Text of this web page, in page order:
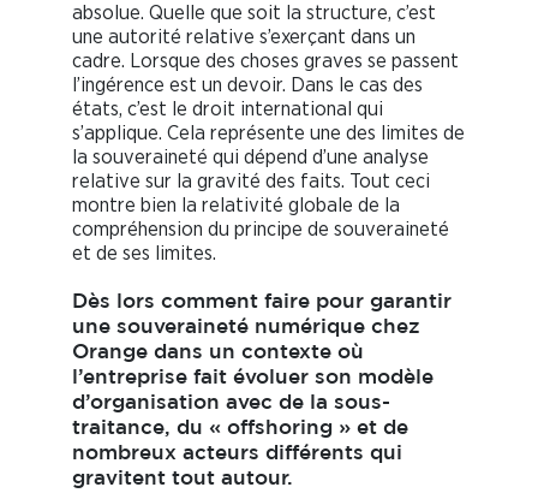
absolue. Quelle que soit la structure, c’est
une autorité relative s’exerçant dans un
cadre. Lorsque des choses graves se passent
l’ingérence est un devoir. Dans le cas des
états, c’est le droit international qui
s’applique. Cela représente une des limites de
la souveraineté qui dépend d’une analyse
relative sur la gravité des faits. Tout ceci
montre bien la relativité globale de la
compréhension du principe de souveraineté
et de ses limites.
Dès lors comment faire pour garantir
une souveraineté numérique chez
Orange dans un contexte où
l’entreprise fait évoluer son modèle
d’organisation avec de la sous-
traitance, du « offshoring » et de
nombreux acteurs différents qui
gravitent tout autour.